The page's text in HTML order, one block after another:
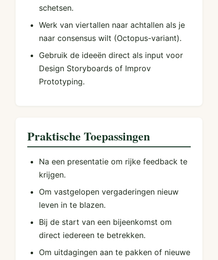
schetsen.
Werk van viertallen naar achtallen als je
naar consensus wilt (Octopus-variant).
Gebruik de ideeën direct als input voor
Design Storyboards of Improv
Prototyping.
Praktische Toepassingen
Na een presentatie om rijke feedback te
krijgen.
Om vastgelopen vergaderingen nieuw
leven in te blazen.
Bij de start van een bijeenkomst om
direct iedereen te betrekken.
Om uitdagingen aan te pakken of nieuwe